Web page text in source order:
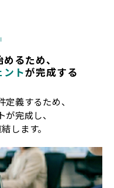
るため、
トが完成する
義するため、
完成し、
します。